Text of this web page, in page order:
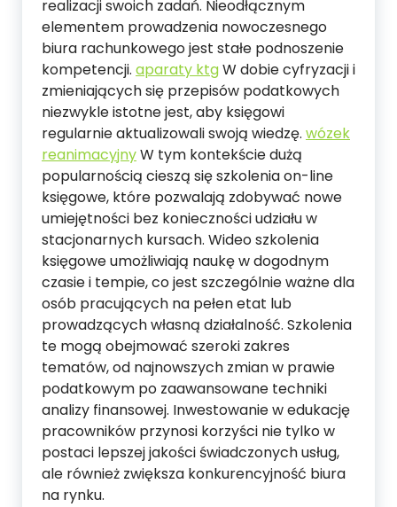
realizacji swoich zadań. Nieodłącznym
elementem prowadzenia nowoczesnego
biura rachunkowego jest stałe podnoszenie
kompetencji. aparaty ktgW dobie cyfryzacji i
zmieniających się przepisów podatkowych
niezwykle istotne jest, aby księgowi
regularnie aktualizowali swoją wiedzę. wózek
reanimacyjnyW tym kontekście dużą
popularnością cieszą się szkolenia on-line
księgowe, które pozwalają zdobywać nowe
umiejętności bez konieczności udziału w
stacjonarnych kursach. Wideo szkolenia
księgowe umożliwiają naukę w dogodnym
czasie i tempie, co jest szczególnie ważne dla
osób pracujących na pełen etat lub
prowadzących własną działalność. Szkolenia
te mogą obejmować szeroki zakres
tematów, od najnowszych zmian w prawie
podatkowym po zaawansowane techniki
analizy finansowej. Inwestowanie w edukację
pracowników przynosi korzyści nie tylko w
postaci lepszej jakości świadczonych usług,
ale również zwiększa konkurencyjność biura
na rynku.